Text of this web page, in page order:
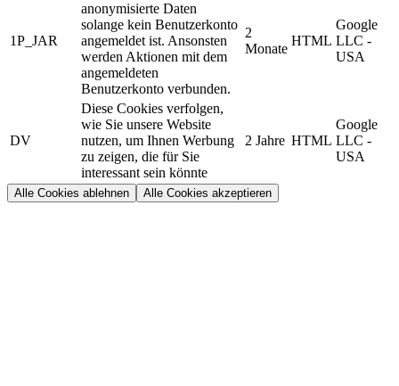
1P_JAR
anonymisierte Daten
solange kein Benutzerkonto
angemeldet ist. Ansonsten
werden Aktionen mit dem
angemeldeten
Benutzerkonto verbunden.
2
Monate
HTML
Google
LLC -
USA
DV
Diese Cookies verfolgen,
wie Sie unsere Website
nutzen, um Ihnen Werbung
zu zeigen, die für Sie
interessant sein könnte
2 Jahre HTML
Google
LLC -
USA
Alle Cookies ablehnen Alle Cookies akzeptieren